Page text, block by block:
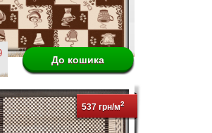
537 грн/м2